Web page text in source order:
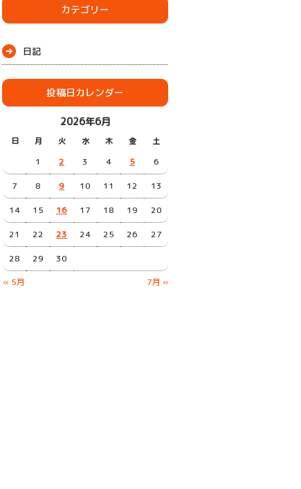
カテゴリー
日記
投稿日カレンダー
2026年6月
日 月 火 水 木 金 土
« 5月 7月 »
1 2 3 4 5 6
7 8 9 10 11 12 13
14 15 16 17 18 19 20
21 22 23 24 25 26 27
28 29 30